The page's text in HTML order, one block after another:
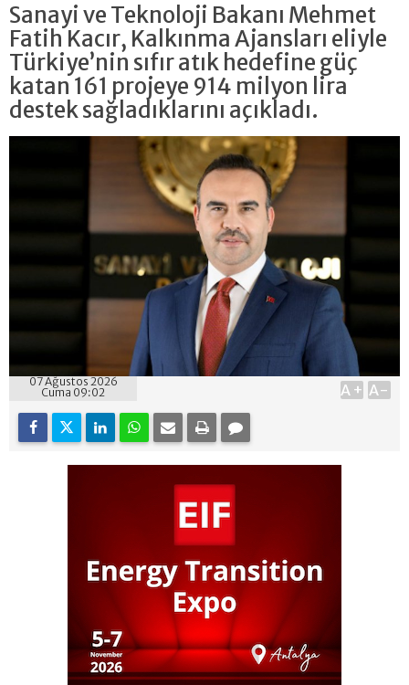
Sanayi ve Teknoloji Bakanı Mehmet
Fatih Kacır, Kalkınma Ajansları eliyle
Türkiye’nin sıfır atık hedefine güç
katan 161 projeye 914 milyon lira
destek sağladıklarını açıkladı.
07 Ağustos 2026
Cuma 09:02
A+ A-